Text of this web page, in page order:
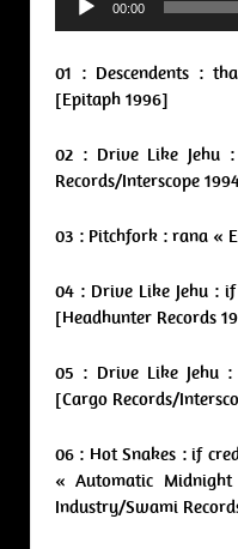
Player
00:00
01 : Descendents :
[Epitaph 1996]
02 : Drive Like Jehu
Records/Interscope
03 : Pitchfork : rana «
04 : Drive Like Jehu :
[Headhunter Records
05 : Drive Like Jehu
[Cargo Records/
06 : Hot Snakes : if
« Automatic
Industry/Swami